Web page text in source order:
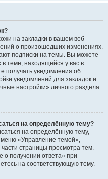
на закладки в вашем веб-
о произошедших изменениях.
подписки на темы. Вы можете
теме, находящейся у вас в
получать уведомления об
уведомлений для закладок и
настройки» личного раздела.
на определённую тему?
на определённую тему,
«Управление темой»,
страницы просмотра тем.
о получении ответа» при
на соответствующую тему.